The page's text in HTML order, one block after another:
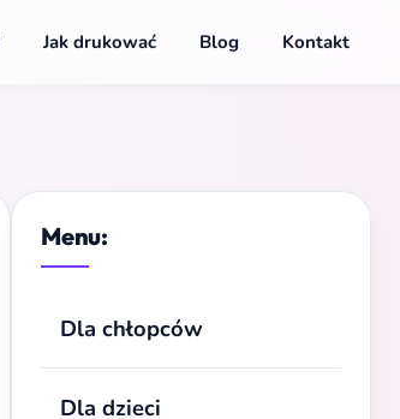
Jak drukować Blog Kontakt
Menu:
Dla chłopców
Dla dzieci